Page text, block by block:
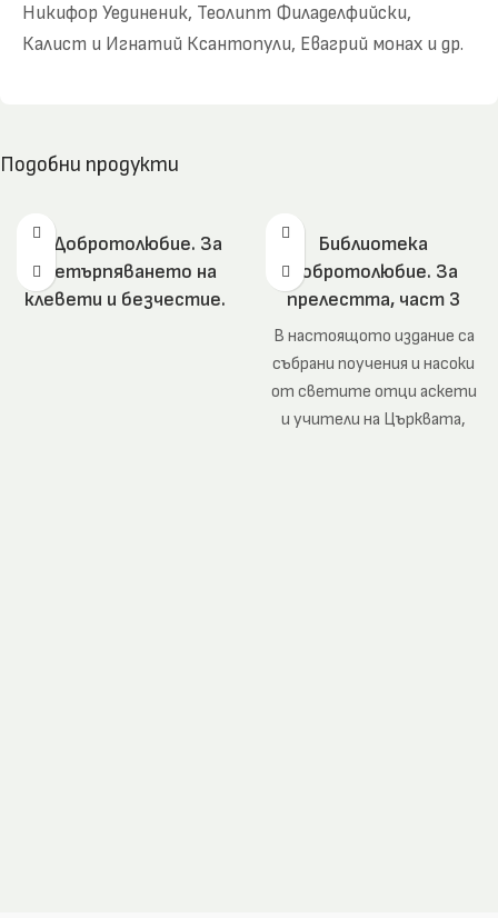
Никифор Уединеник, Теолипт Филаделфийски,
Калист и Игнатий Ксантопули, Евагрий монах и др.
Подобни продукти
Из Добротолюбие. За
претърпяването на
клевети и безчестие.
Библиотека
Добротолюбие. За
прелестта, част 3
В настоящото издание са
събрани поучения и насоки
от светите отци аскети
и учители на Църквата,